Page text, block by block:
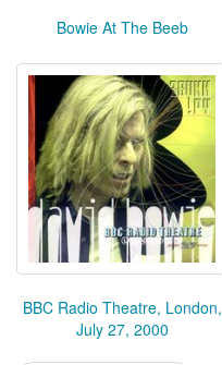
Bowie At The Beeb
BBC Radio Theatre, London,
July 27, 2000